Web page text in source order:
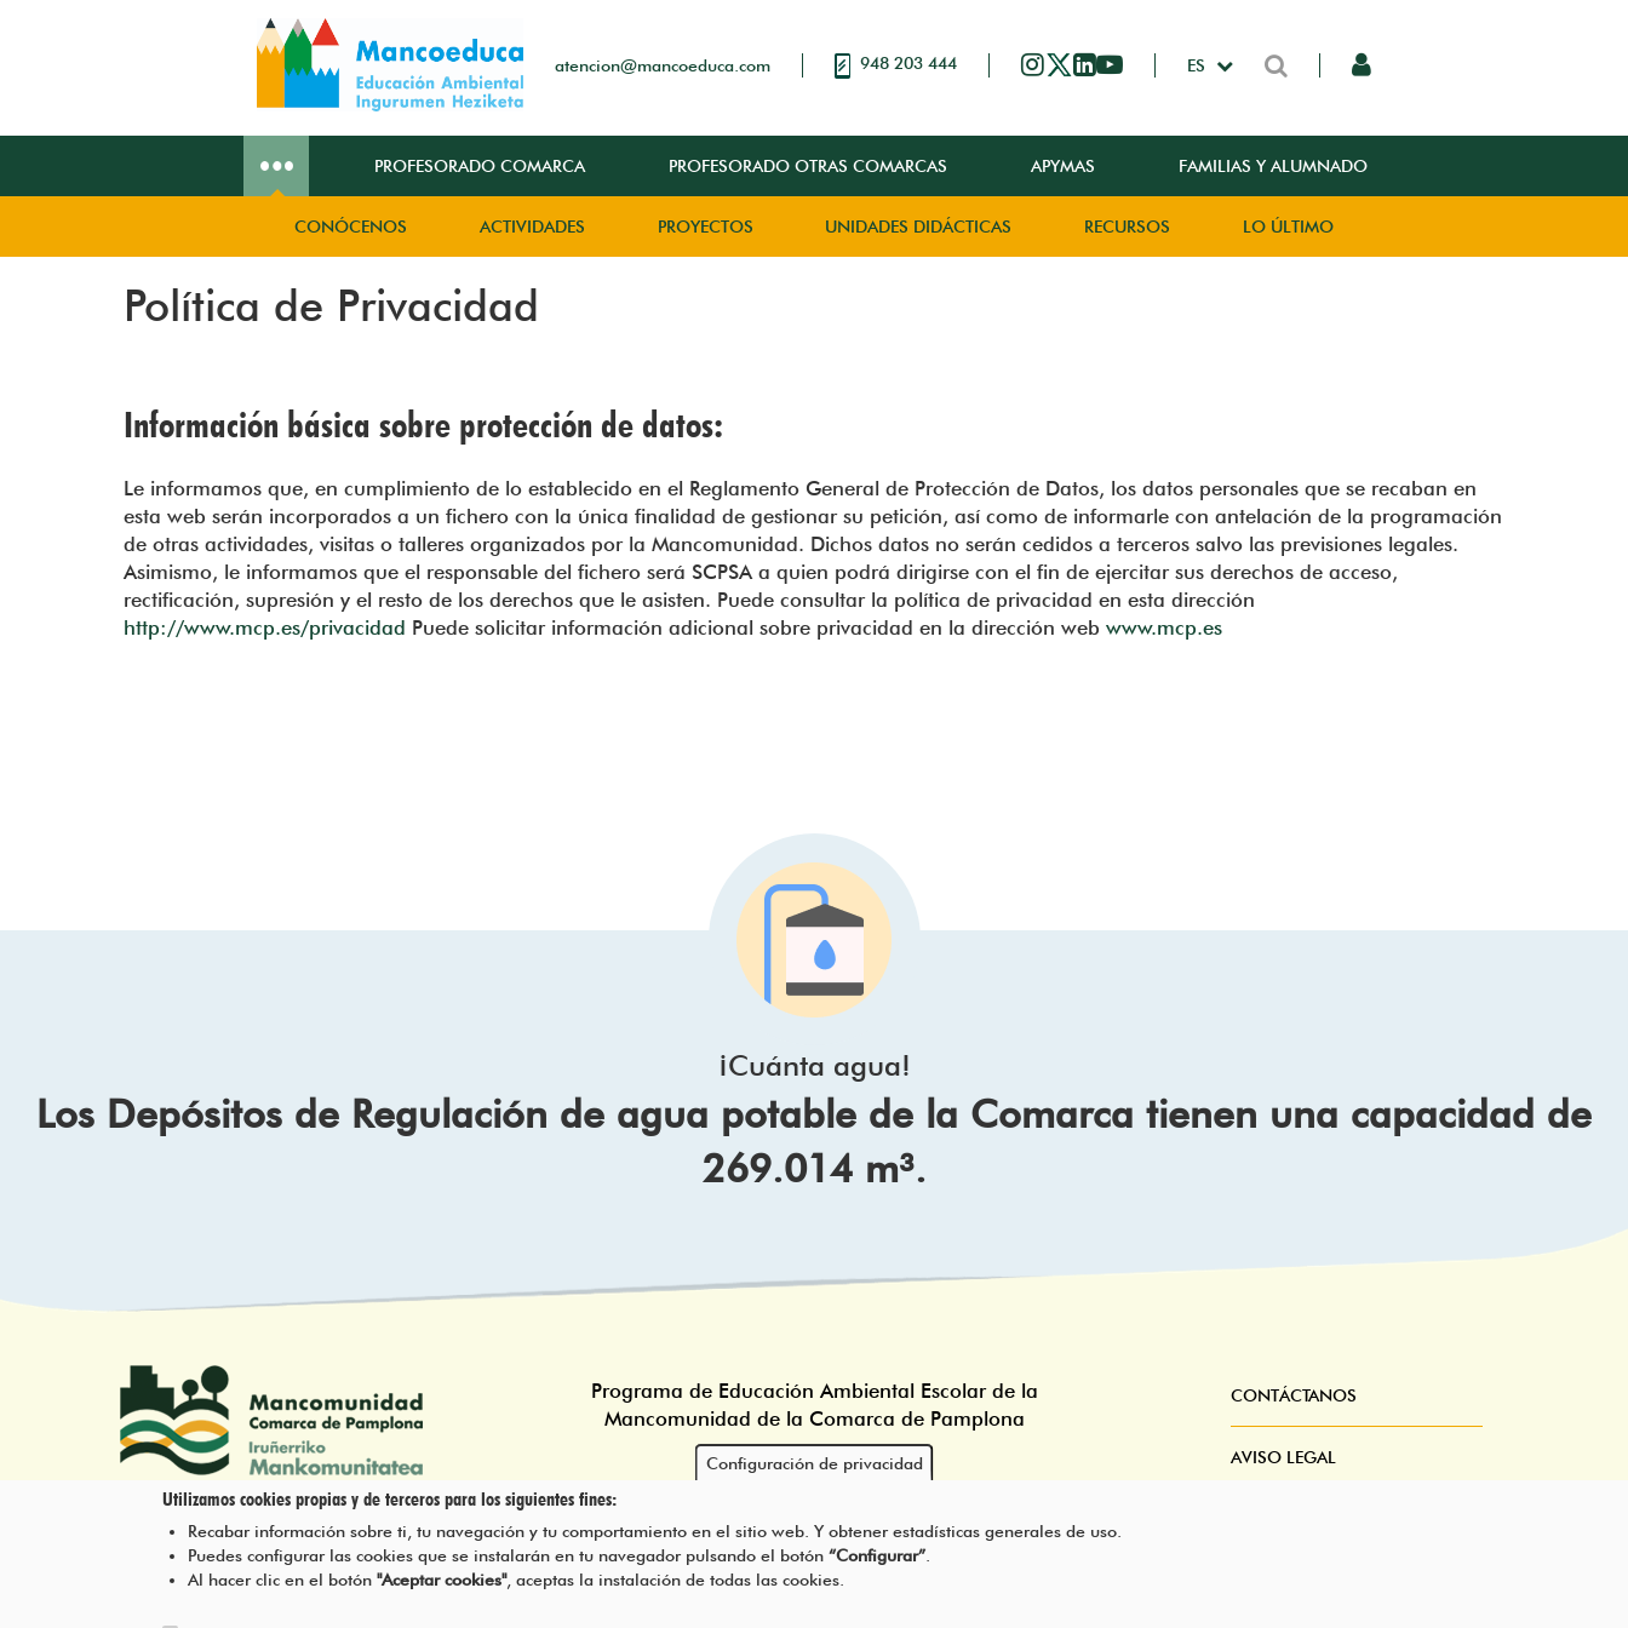
atencion@mancoeduca.com 948 203 444 ES
Mobile
Menu
Navegación
principal
PROFESORADO COMARCA PROFESORADO OTRAS COMARCAS APYMAS FAMILIAS Y ALUMNADO
Sub-
Menu
Anónimo
CONÓCENOS ACTIVIDADES PROYECTOS UNIDADES DIDÁCTICAS RECURSOS LO ÚLTIMO
Menu
Menu
Comarcas
Menu
Menu
Alumnado
Política de Privacidad
Información básica sobre protección de datos:
Le informamos que, en cumplimiento de lo establecido en el Reglamento General de Protección de Datos, los datos personales que se recaban en
esta web serán incorporados a un fichero con la única finalidad de gestionar su petición, así como de informarle con antelación de la programación
de otras actividades, visitas o talleres organizados por la Mancomunidad. Dichos datos no serán cedidos a terceros salvo las previsiones legales.
Asimismo, le informamos que el responsable del fichero será SCPSA a quien podrá dirigirse con el fin de ejercitar sus derechos de acceso,
rectificación, supresión y el resto de los derechos que le asisten. Puede consultar la política de privacidad en esta dirección
http://www.mcp.es/privacidad Puede solicitar información adicional sobre privacidad en la dirección web www.mcp.es
¡Cuánta agua!
Los Depósitos de Regulación de agua potable de la Comarca tienen una capacidad de
269.014 m³.
Tel.: 948 203 444
atencion@mancoeduca.com
Programa de Educación Ambiental Escolar de la
Mancomunidad de la Comarca de Pamplona
Pie
Menú
CONTÁCTANOS
AVISO LEGAL
Configuración de privacidad
Utilizamos cookies propias y de terceros para los siguientes fines:
Recabar información sobre ti, tu navegación y tu comportamiento en el sitio web. Y obtener estadísticas generales de uso.
Puedes configurar las cookies que se instalarán en tu navegador pulsando el botón“Configurar”
Al hacer clic en el botón"Aceptar cookies", aceptas la instalación de todas las cookies.